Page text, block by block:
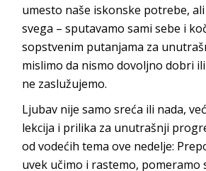
umesto naše iskonske potrebe,
svega – sputavamo sami sebe i
sopstvenim putanjama za
mislimo da nismo dovoljno dobri
ne zaslužujemo.
Ljubav nije samo sreća ili nada,
lekcija i prilika za unutrašnji
od vodećih tema ove nedelje:
uvek učimo i rastemo, pomeramo